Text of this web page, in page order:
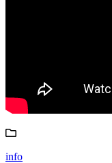
info